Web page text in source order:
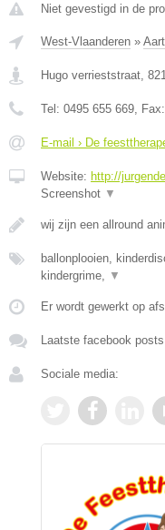
Niet gevestigd in de
West-Vlaanderen »
Hugo verrieststraat
Tel: 0495 655 669 , Fax:
E-mail › De
Website: http://
Screenshot ▼
wij zijn een allround
ballonplooien,
kindergrime,
▼
Er wordt gewerkt op
Laatste facebook posts
Sociale media: